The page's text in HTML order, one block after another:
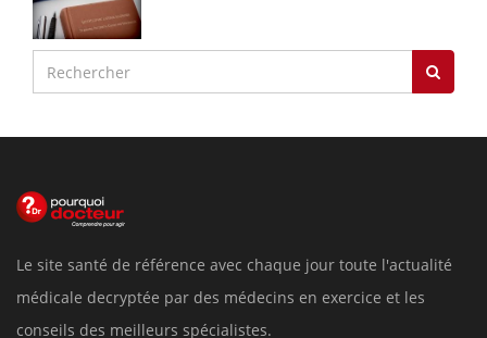
Le site santé de référence avec chaque jour toute l'actualité
médicale decryptée par des médecins en exercice et les
conseils des meilleurs spécialistes.